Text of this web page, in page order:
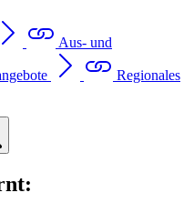
Aus- und
Regionales